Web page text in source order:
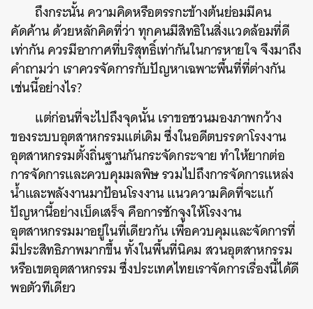
ถึงกระนั้น ความคิดหรือตรรกะข้างต้นย่อมมีคน
คัดค้าน ด้วยหลักคิดที่ว่า ทุกคนมีสิทธิในสิ่งแวดล้อมที่ดี
เท่ากัน ควรมีอากาศที่บริสุทธิ์เท่ากันในการหายใจ จึงมาถึง
คำถามว่า เราควรจัดการกับปัญหาเฉพาะพื้นที่ที่ต่างกัน
เช่นนี้อย่างไร?
แต่ก่อนที่จะไปถึงจุดนั้น เราขอชวนมองภาพกว้าง
ของระบบอุตสาหกรรมแต่เดิม ซึ่งในอดีตบรรดาโรงงาน
อุตสาหกรรมตั้งถิ่นฐานกันกระจัดกระจาย ทำให้ยากต่อ
การจัดการและควบคุมมลพิษ รวมไปถึงการจัดการแหล่ง
น้ำและพลังงานมาป้อนโรงงาน แนวความคิดที่จะแก้
ปัญหานี้อย่างเบ็ดเสร็จ คือการชักจูงให้โรงงาน
อุตสาหกรรมมาอยู่ในที่เดียวกัน เพื่อควบคุมและจัดการที่
มีประสิทธิภาพมากขึ้น ทั้งในพื้นที่นิคม สวนอุตสาหกรรม
หรือเขตอุตสาหกรรม ซึ่งประเทศไทยเราจัดการเรื่องนี้ได้ดี
พอตัวทีเดียว